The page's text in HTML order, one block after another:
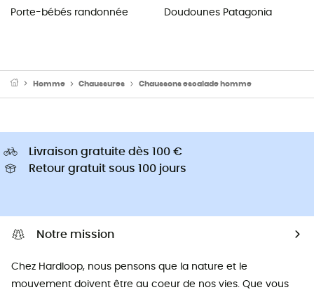
Porte-bébés randonnée
Doudounes Patagonia
Homme Chaussures Chaussons escalade homme
Livraison gratuite dès 100 €
Retour gratuit sous 100 jours
Notre mission
Chez Hardloop, nous pensons que la nature et le
mouvement doivent être au coeur de nos vies. Que vous